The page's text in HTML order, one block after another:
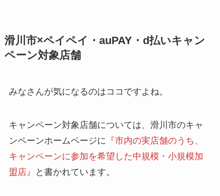
滑川市×ペイペイ・auPAY・d払いキャン
ペーン対象店舗
みなさんが気になるのはココですよね。
キャンペーン対象店舗については、滑川市のキャ
ンペーンホームページに 『市内の実店舗のうち、
キャンペーンに参加を希望した中規模・小規模加
盟店』
と書かれています。